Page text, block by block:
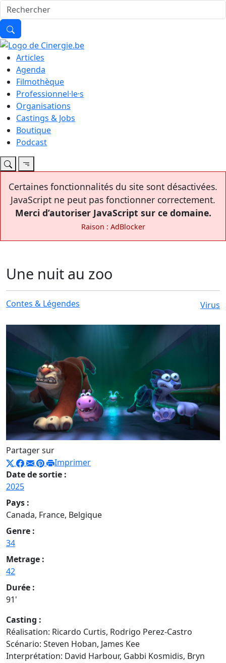
Articles
Agenda
Filmothèque
Professionnel·le·s
Organisations
Castings & Jobs
Boutique
Podcast
Certaines fonctionnalités du site sont désactivées.
JavaScript ne peut pas fonctionner correctement.
Merci d’autoriser JavaScript sur ce domaine.
Raison : AdBlocker
Une nuit au zoo
Contes & Légendes Virus
Partager sur
Imprimer
Date de sortie :
2025
Pays :
Canada, France, Belgique
Genre :
34
Metrage :
42
Durée :
91'
Casting :
Réalisation: Ricardo Curtis, Rodrigo Perez-Castro
Scénario: Steven Hoban, James Kee
Interprétation: David Harbour, Gabbi Kosmidis, Bryn